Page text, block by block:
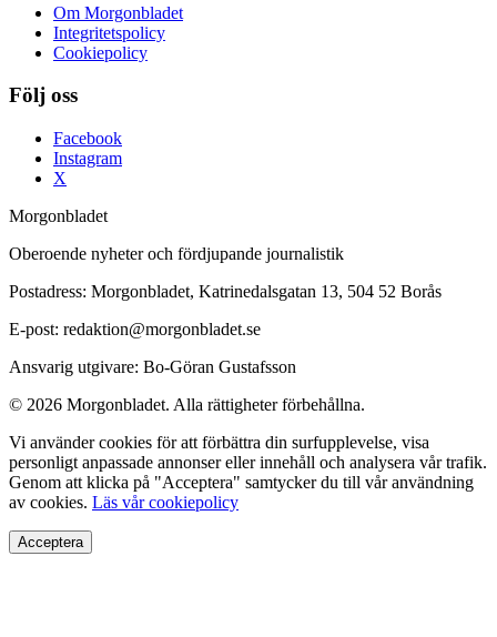
Om Morgonbladet
Integritetspolicy
Cookiepolicy
Följ oss
Facebook
Instagram
X
Morgonbladet
Oberoende nyheter och fördjupande journalistik
Postadress: Morgonbladet, Katrinedalsgatan 13, 504 52 Borås
E-post: redaktion@morgonbladet.se
Ansvarig utgivare: Bo-Göran Gustafsson
© 2026 Morgonbladet. Alla rättigheter förbehållna.
Vi använder cookies för att förbättra din surfupplevelse, visa
personligt anpassade annonser eller innehåll och analysera vår trafik.
Genom att klicka på "Acceptera" samtycker du till vår användning
av cookies. Läs vår cookiepolicy
Acceptera